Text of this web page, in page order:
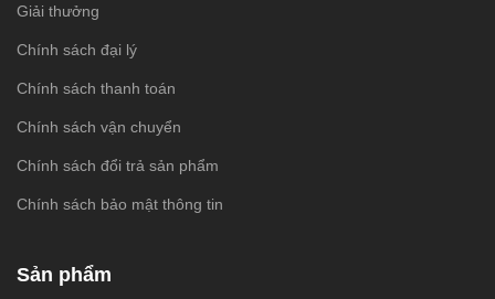
Giải thưởng
Chính sách đại lý
Chính sách thanh toán
Chính sách vận chuyển
Chính sách đổi trả sản phẩm
Chính sách bảo mật thông tin
Sản phẩm